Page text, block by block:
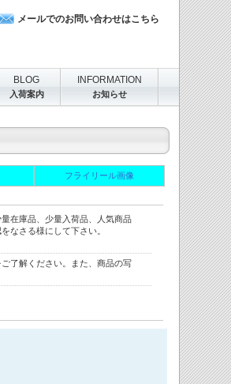
メールでのお問い合わせはこちら
フライリール画像
在庫品、少量入荷品、人気商品
なさる様にして下さい。
了解ください。また、商品の写
BLOG
入荷案内
INFORMATION
お知らせ